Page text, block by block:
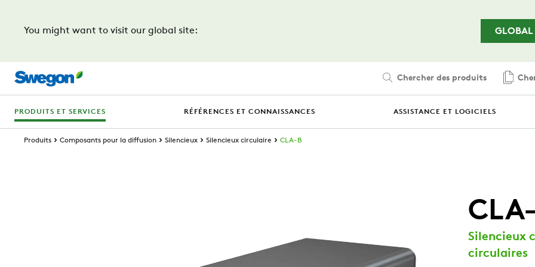
You might want to visit our global site:
GLOBAL
Chercher des produits
PRODUITS ET SERVICES RÉFÉRENCES ET CONNAISSANCES ASSISTANCE ET LOGICIELS
Produits Composants pour la diffusion Silencieux Silencieux circulaire CLA-B
Silencieux
circulaires